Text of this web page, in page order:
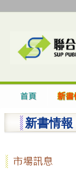
新書情報